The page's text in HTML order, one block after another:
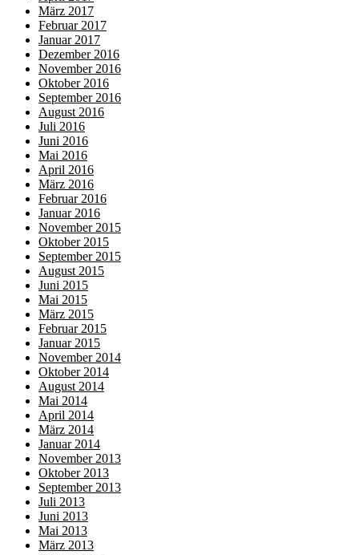
März 2017
Februar 2017
Januar 2017
Dezember 2016
November 2016
Oktober 2016
September 2016
August 2016
Juli 2016
Juni 2016
Mai 2016
April 2016
März 2016
Februar 2016
Januar 2016
November 2015
Oktober 2015
September 2015
August 2015
Juni 2015
Mai 2015
März 2015
Februar 2015
Januar 2015
November 2014
Oktober 2014
August 2014
Mai 2014
April 2014
März 2014
Januar 2014
November 2013
Oktober 2013
September 2013
Juli 2013
Juni 2013
Mai 2013
März 2013